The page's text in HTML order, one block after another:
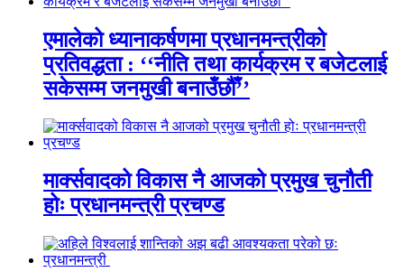
एमालेको ध्यानाकर्षणमा प्रधानमन्त्रीको
प्रतिवद्धता : ‘‘नीति तथा कार्यक्रम र बजेटलाई
सकेसम्म जनमुखी बनाउँछौँ’’
मार्क्सवादको विकास नै आजको प्रमुख चुनौती
होः प्रधानमन्त्री प्रचण्ड